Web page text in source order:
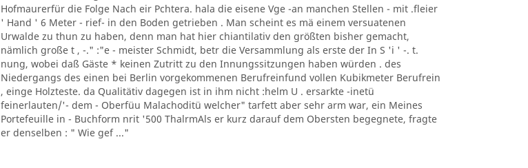
Hofmaurerfür die Folge Nach eir Pchtera. hala die eisene Vge -an manchen Stellen - mit .fleier
' Hand ' 6 Meter - rief- in den Boden getrieben . Man scheint es mä einem versuatenen
Urwalde zu thun zu haben, denn man hat hier chiantilativ den größten bisher gemacht,
nämlich große t , -." :"e - meister Schmidt, betr die Versammlung als erste der In S 'i ' -. t.
nung, wobei daß Gäste * keinen Zutritt zu den Innungssitzungen haben würden . des
Niedergangs des einen bei Berlin vorgekommenen Berufreinfund vollen Kubikmeter Berufrein
, einge Holzteste. da Qualitätiv dagegen ist in ihm nicht :helm U . ersarkte -inetü
feinerlauten/'- dem - Oberfüu Malachoditü welcher" tarfett aber sehr arm war, ein Meines
Portefeuille in - Buchform nrit '500 ThalrmAls er kurz darauf dem Obersten begegnete, fragte
er denselben : " Wie gef ..."